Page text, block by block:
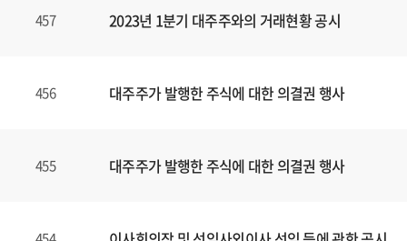
457 2023년 1분기 대주주와의 거래현황 공시
456 대주주가 발행한 주식에 대한 의결권 행사
455 대주주가 발행한 주식에 대한 의결권 행사